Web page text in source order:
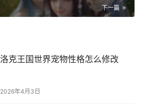
下一篇
洛克王国世界宠物性格怎么修改
2026年4月3日